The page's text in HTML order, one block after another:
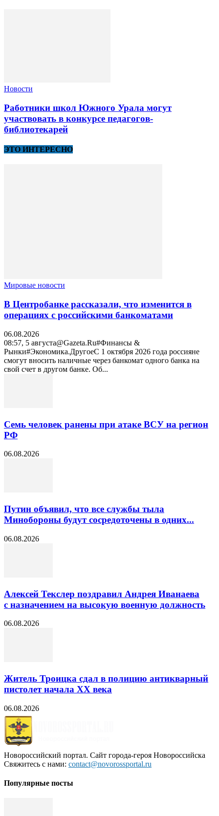
Новости
Работники школ Южного Урала могут
участвовать в конкурсе педагогов-
библиотекарей
ЭТО ИНТЕРЕСНО
Мировые новости
В Центробанке рассказали, что изменится в
операциях с российскими банкоматами
06.08.2026
08:57, 5 августа@Gazeta.Ru#Финансы &
Рынки#Экономика.ДругоеС 1 октября 2026 года россияне
смогут вносить наличные через банкомат одного банка на
свой счет в другом банке. Об...
Семь человек ранены при атаке ВСУ на регион
РФ
06.08.2026
Путин объявил, что все службы тыла
Минобороны будут сосредоточены в одних...
06.08.2026
Алексей Текслер поздравил Андрея Иванаева
с назначением на высокую военную должность
06.08.2026
Житель Троицка сдал в полицию антикварный
пистолет начала XX века
06.08.2026
Новороссийский портал. Сайт города-героя Новороссийска
Свяжитесь с нами: contact@novorossportal.ru
Популярные посты